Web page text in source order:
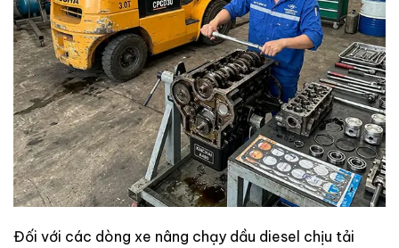
Đối với các dòng xe nâng chạy dầu diesel chịu tải